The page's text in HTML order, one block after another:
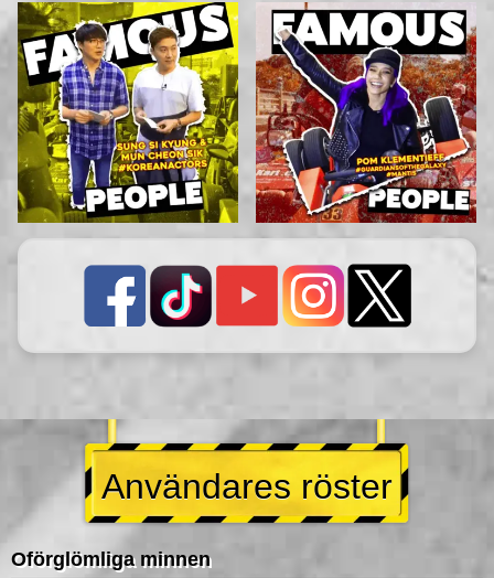
Användares röster
Oförglömliga minnen